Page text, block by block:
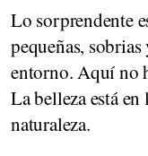
Lo sorprendente
pequeñas,
entorno. Aquí no
La belleza está
naturaleza.